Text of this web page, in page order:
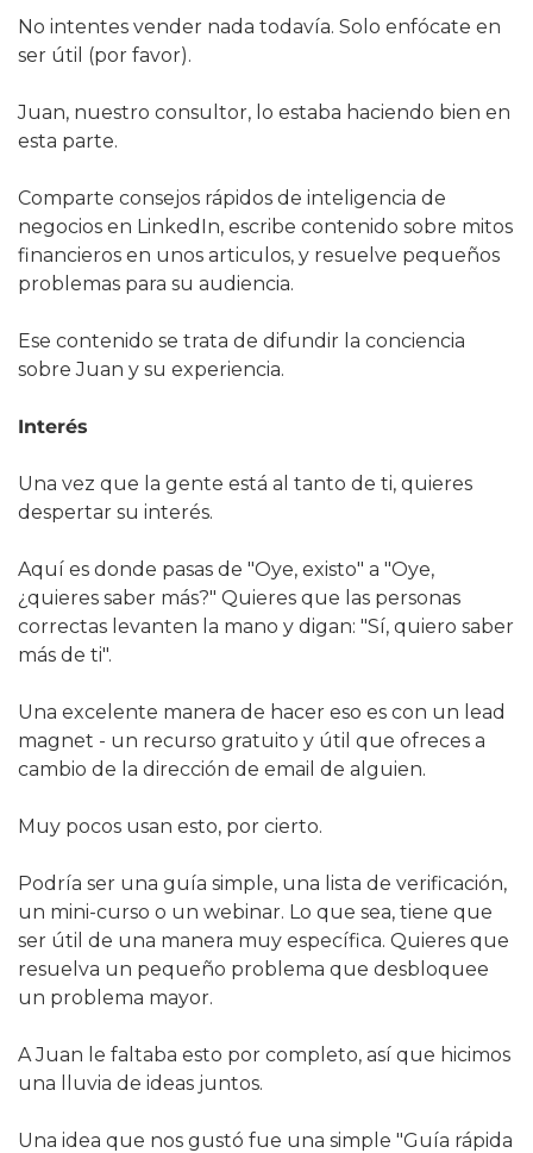
No intentes vender nada todavía. Solo enfócate en
ser útil (por favor).
Juan, nuestro consultor, lo estaba haciendo bien en
esta parte.
Comparte consejos rápidos de inteligencia de
negocios en LinkedIn, escribe contenido sobre mitos
financieros en unos articulos, y resuelve pequeños
problemas para su audiencia.
Ese contenido se trata de difundir la conciencia
sobre Juan y su experiencia.
Interés
Una vez que la gente está al tanto de ti, quieres
despertar su interés.
Aquí es donde pasas de "Oye, existo" a "Oye,
¿quieres saber más?" Quieres que las personas
correctas levanten la mano y digan: "Sí, quiero saber
más de ti".
Una excelente manera de hacer eso es con un lead
magnet - un recurso gratuito y útil que ofreces a
cambio de la dirección de email de alguien.
Muy pocos usan esto, por cierto.
Podría ser una guía simple, una lista de verificación,
un mini-curso o un webinar. Lo que sea, tiene que
ser útil de una manera muy específica. Quieres que
resuelva un pequeño problema que desbloquee
un problema mayor.
A Juan le faltaba esto por completo, así que hicimos
una lluvia de ideas juntos.
Una idea que nos gustó fue una simple "Guía rápida